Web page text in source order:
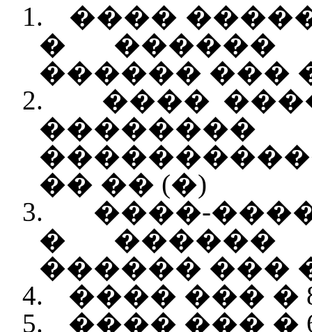
1.
����
� �����
������ ���
2.
����
��������
�� �� (�)
3.
����-
� �����
������ ���
4.
���� ��� �
5.
���� ��� �